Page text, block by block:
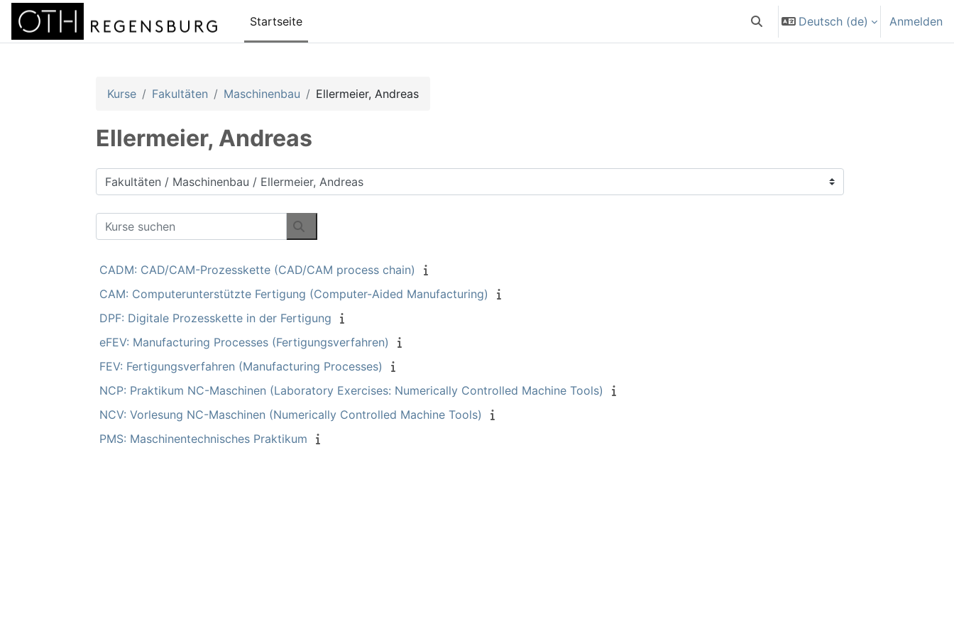
Zum Hauptinhalt
Startseite
Sucheingabe umschalten
Deutsch ‎(de)‎ Anmelden
Kurse Fakultäten Maschinenbau Ellermeier, Andreas
Ellermeier, Andreas
Kursbereiche
Kurse suchen
Kurse suchen
CADM: CAD/CAM-Prozesskette (CAD/CAM process chain)
CAM: Computerunterstützte Fertigung (Computer-Aided Manufacturing)
DPF: Digitale Prozesskette in der Fertigung
eFEV: Manufacturing Processes (Fertigungsverfahren)
FEV: Fertigungsverfahren (Manufacturing Processes)
NCP: Praktikum NC-Maschinen (Laboratory Exercises: Numerically Controlled Machine Tools)
NCV: Vorlesung NC-Maschinen (Numerically Controlled Machine Tools)
PMS: Maschinentechnisches Praktikum